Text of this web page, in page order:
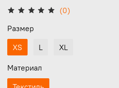
(0)
Размер
XS
L XL
Материал